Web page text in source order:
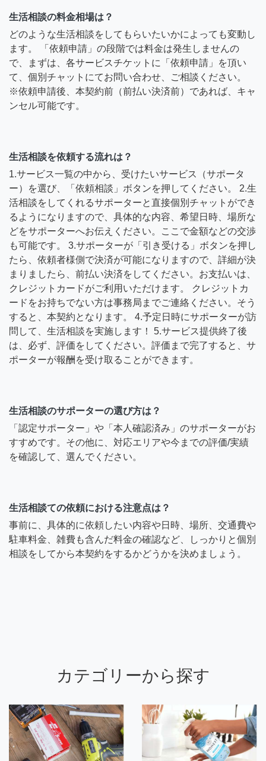
生活相談の料金相場は？
どのような生活相談をしてもらいたいかによっても変動し
ます。 「依頼申請」の段階では料金は発生しませんの
で、まずは、各サービスチケットに「依頼申請」を頂い
て、個別チャットにてお問い合わせ、ご相談ください。
※依頼申請後、本契約前（前払い決済前）であれば、キャ
ンセル可能です。
生活相談を依頼する流れは？
1.サービス一覧の中から、受けたいサービス（サポータ
ー）を選び、「依頼相談」ボタンを押してください。 2.生
活相談をしてくれるサポーターと直接個別チャットができ
るようになりますので、具体的な内容、希望日時、場所な
どをサポーターへお伝えください。ここで金額などの交渉
も可能です。 3.サポーターが「引き受ける」ボタンを押し
たら、依頼者様側で決済が可能になりますので、詳細が決
まりましたら、前払い決済をしてください。お支払いは、
クレジットカードがご利用いただけます。 クレジットカ
ードをお持ちでない方は事務局までご連絡ください。そう
すると、本契約となります。 4.予定日時にサポーターが訪
問して、生活相談を実施します！ 5.サービス提供終了後
は、必ず、評価をしてください。評価まで完了すると、サ
ポーターが報酬を受け取ることができます。
生活相談のサポーターの選び方は？
「認定サポーター」や「本人確認済み」のサポーターがお
すすめです。その他に、対応エリアや今までの評価/実績
を確認して、選んでください。
生活相談ての依頼における注意点は？
事前に、具体的に依頼したい内容や日時、場所、交通費や
駐車料金、雑費も含んだ料金の確認など、しっかりと個別
相談をしてから本契約をするかどうかを決めましょう。
カテゴリーから探す